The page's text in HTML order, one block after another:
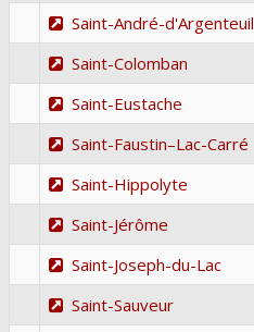
Saint-André-d'Argenteuil
Saint-Colomban
Saint-Eustache
Saint-Faustin–Lac-Carré
Saint-Hippolyte
Saint-Jérôme
Saint-Joseph-du-Lac
Saint-Sauveur